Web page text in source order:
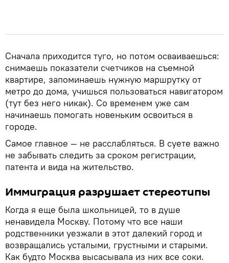
Сначала приходится туго, но потом осваиваешься:
снимаешь показатели счетчиков на съемной
квартире, запоминаешь нужную маршрутку от
метро до дома, учишься пользоваться навигатором
(тут без него никак). Со временем уже сам
начинаешь помогать новеньким освоиться в
городе.
Самое главное — не расслабляться. В суете важно
не забывать следить за сроком регистрации,
патента и вида на жительство.
Иммиграция разрушает стереотипы
Когда я еще была школьницей, то в душе
ненавидела Москву. Потому что все наши
родственники уезжали в этот далекий город и
возвращались усталыми, грустными и старыми.
Как будто Москва высасывала из них все соки.